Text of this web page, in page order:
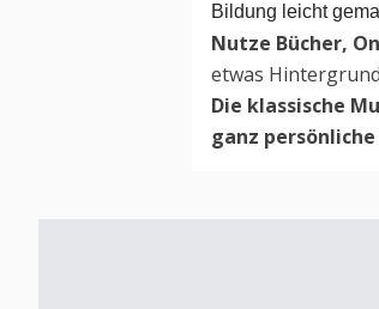
Bildung leicht
Nutze Bücher,
etwas
Die klassische
ganz